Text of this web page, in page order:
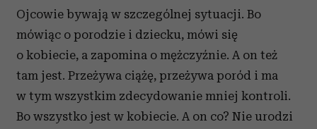
Ojcowie bywają w szczególnej sytuacji. Bo
mówiąc o porodzie i dziecku, mówi się
o kobiecie, a zapomina o mężczyźnie. A on też
tam jest. Przeżywa ciążę, przeżywa poród i ma
w tym wszystkim zdecydowanie mniej kontroli.
Bo wszystko jest w kobiecie. A on co? Nie urodzi